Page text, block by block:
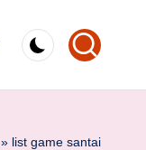
» list game santai